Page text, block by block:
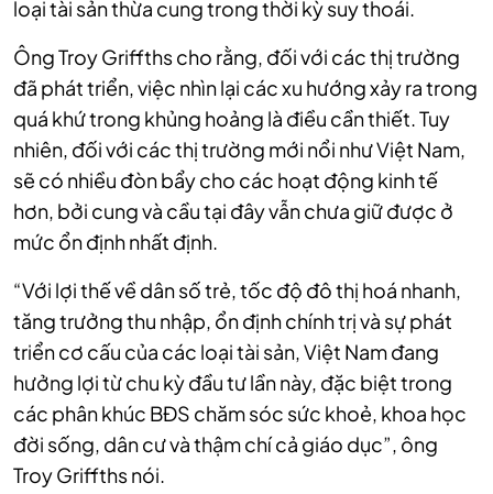
loại tài sản thừa cung trong thời kỳ suy thoái.
Ông Troy Griffths cho rằng, đối với các thị trường
đã phát triển, việc nhìn lại các xu hướng xảy ra trong
quá khứ trong khủng hoảng là điều cần thiết. Tuy
nhiên, đối với các thị trường mới nổi như Việt Nam,
sẽ có nhiều đòn bẩy cho các hoạt động kinh tế
hơn, bởi cung và cầu tại đây vẫn chưa giữ được ở
mức ổn định nhất định.
“Với lợi thế về dân số trẻ, tốc độ đô thị hoá nhanh,
tăng trưởng thu nhập, ổn định chính trị và sự phát
triển cơ cấu của các loại tài sản, Việt Nam đang
hưởng lợi từ chu kỳ đầu tư lần này, đặc biệt trong
các phân khúc BĐS chăm sóc sức khoẻ, khoa học
đời sống, dân cư và thậm chí cả giáo dục”, ông
Troy Griffths nói.